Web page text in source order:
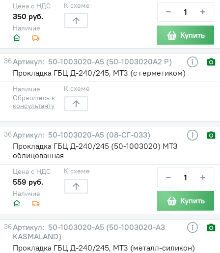
Наличие
Цена с НДС
350 руб.
К схеме − +
Купить
36
50-1003020-А5 (50-1003020А2 Р)
Прокладка ГБЦ Д-240/245, МТЗ (с герметиком)
Наличие
Обратитесь к
консультанту
К схеме
36
50-1003020-А5 (08-СГ-033)
Прокладка ГБЦ Д-240/245 (50-1003020) МТЗ
облицованная
Наличие
Цена с НДС
559 руб.
К схеме − +
Купить
36
50-1003020-А5 (50-1003020-А3
KASMALAND)
Прокладка ГБЦ Д-240/245, МТЗ (металл-силикон)